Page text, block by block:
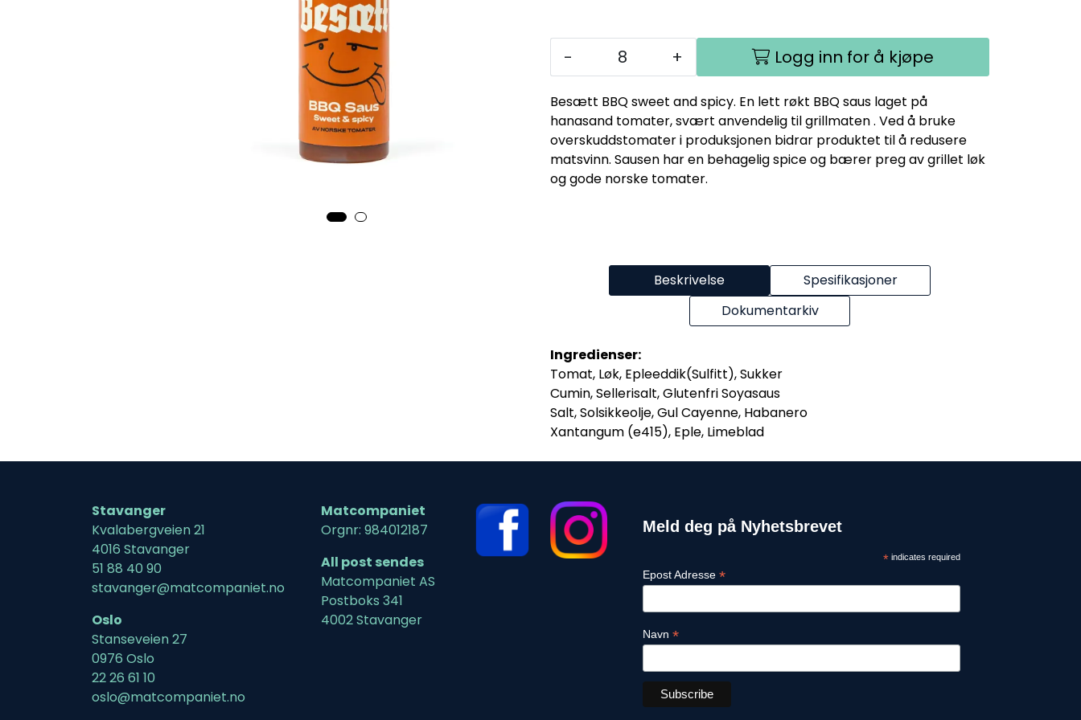
- + Logg inn for å kjøpe
Besætt BBQ sweet and spicy. En lett røkt BBQ saus laget på
hanasand tomater, svært anvendelig til grillmaten . Ved å bruke
overskuddstomater i produksjonen bidrar produktet til å redusere
matsvinn. Sausen har en behagelig spice og bærer preg av grillet løk
og gode norske tomater.
Beskrivelse
Spesifikasjoner
Dokumentarkiv
Ingredienser:
Tomat, Løk, Epleeddik(Sulfitt), Sukker
Cumin, Sellerisalt, Glutenfri Soyasaus
Salt, Solsikkeolje, Gul Cayenne, Habanero
Xantangum (e415), Eple, Limeblad
Stavanger
Kvalabergveien 21
4016 Stavanger
51 88 40 90
stavanger@matcompaniet.no
Oslo
Stanseveien 27
0976 Oslo
22 26 61 10
oslo@matcompaniet.no
Matcompaniet
Orgnr: 984012187
All post sendes
Matcompaniet AS
Postboks 341
4002 Stavanger
Meld deg på Nyhetsbrevet
*indicates required
Epost Adresse *
Navn *